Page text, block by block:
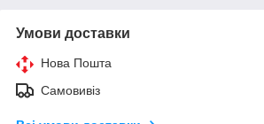
Умови доставки
Нова Пошта
Самовивіз